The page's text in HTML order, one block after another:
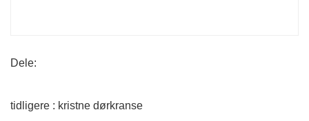
Dele:
tidligere : kristne dørkranse